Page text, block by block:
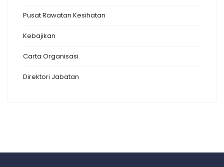
Pusat Rawatan Kesihatan
Kebajikan
Carta Organisasi
Direktori Jabatan